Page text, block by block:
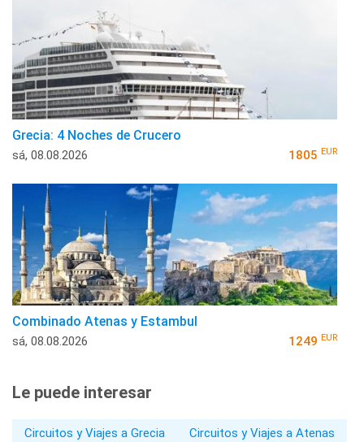
Grecia: 4 Noches de Crucero
sá, 08.08.2026 1805 EUR
Combinado Atenas y Estambul
sá, 08.08.2026 1249 EUR
Le puede interesar
Circuitos y Viajes a Grecia
Circuitos y Viajes a Atenas